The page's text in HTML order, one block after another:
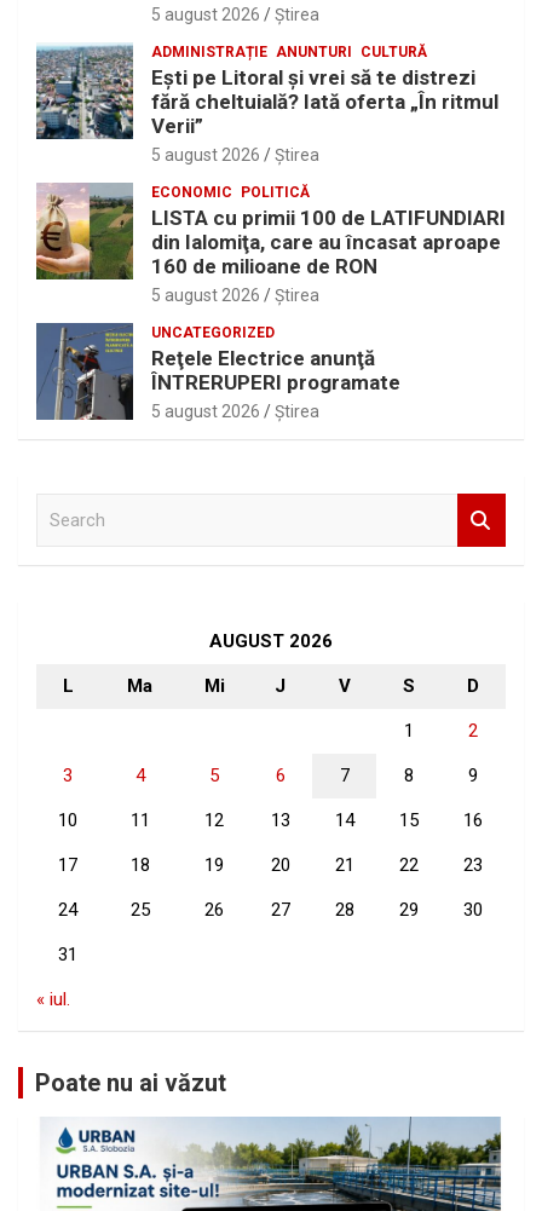
5 august 2026 Ştirea
ADMINISTRAȚIE ANUNTURI CULTURĂ
Eşti pe Litoral şi vrei să te distrezi
fără cheltuială? Iată oferta „În ritmul
Verii”
5 august 2026 Ştirea
ECONOMIC POLITICĂ
LISTA cu primii 100 de LATIFUNDIARI
din Ialomiţa, care au încasat aproape
160 de milioane de RON
5 august 2026 Ştirea
UNCATEGORIZED
Reţele Electrice anunţă
ÎNTRERUPERI programate
5 august 2026 Ştirea
AUGUST 2026
L Ma Mi J V S D
1 2
3 4 5 6 7 8 9
10 11 12 13 14 15 16
17 18 19 20 21 22 23
24 25 26 27 28 29 30
31
« iul.
Poate nu ai văzut